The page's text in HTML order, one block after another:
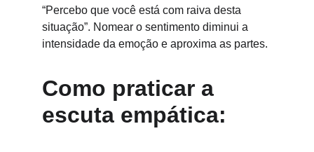
“Percebo que você está com raiva desta
situação”. Nomear o sentimento diminui a
intensidade da emoção e aproxima as partes.
Como praticar a
escuta empática: